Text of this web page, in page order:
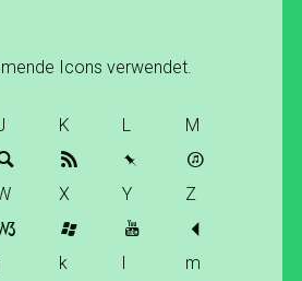
Icons verwendet.
K L M
K L M
X Y Z
X Y Z
k m